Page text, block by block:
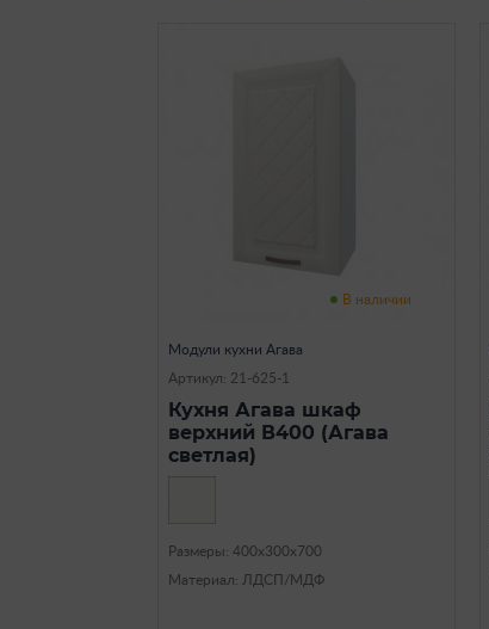
В наличии
Модули кухни Агава
Артикул: 21-625-1
Кухня Агава шкаф
верхний В400 (Агава
светлая)
Размеры: 400х300х700
Материал: ЛДСП/МДФ